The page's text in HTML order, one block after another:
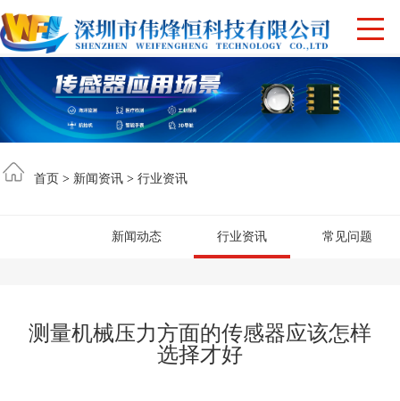
首页 > 新闻资讯 > 行业资讯
新闻动态 行业资讯 常见问题
测量机械压力方面的传感器应该怎样
选择才好